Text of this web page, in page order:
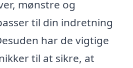
mønstre og
til din indretning
har de vigtige
til at sikre, at